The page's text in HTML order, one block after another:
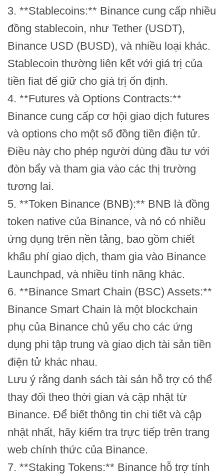
3. **Stablecoins:** Binance cung cấp nhiều
đồng stablecoin, như Tether (USDT),
Binance USD (BUSD), và nhiều loại khác.
Stablecoin thường liên kết với giá trị của
tiền fiat để giữ cho giá trị ổn định.
4. **Futures và Options Contracts:**
Binance cung cấp cơ hội giao dịch futures
và options cho một số đồng tiền điện tử.
Điều này cho phép người dùng đầu tư với
đòn bẩy và tham gia vào các thị trường
tương lai.
5. **Token Binance (BNB):** BNB là đồng
token native của Binance, và nó có nhiều
ứng dụng trên nền tảng, bao gồm chiết
khấu phí giao dịch, tham gia vào Binance
Launchpad, và nhiều tính năng khác.
6. **Binance Smart Chain (BSC) Assets:**
Binance Smart Chain là một blockchain
phụ của Binance chủ yếu cho các ứng
dụng phi tập trung và giao dịch tài sản tiền
điện tử khác nhau.
Lưu ý rằng danh sách tài sản hỗ trợ có thể
thay đổi theo thời gian và cập nhật từ
Binance. Để biết thông tin chi tiết và cập
nhật nhất, hãy kiểm tra trực tiếp trên trang
web chính thức của Binance.
7. **Staking Tokens:** Binance hỗ trợ tính